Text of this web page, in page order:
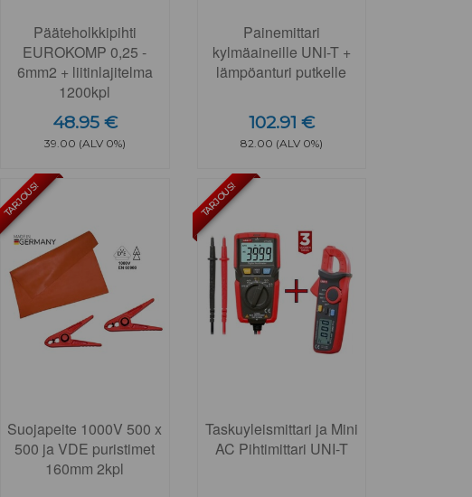
Pääteholkkipihti
EUROKOMP 0,25 -
6mm2 + liitinlajitelma
1200kpl
48.95 €
39.00 (ALV 0%)
Painemittari
kylmäaineille UNI-T +
lämpöanturi putkelle
102.91 €
82.00 (ALV 0%)
TARJOUS!
Suojapeite 1000V 500 x
500 ja VDE puristimet
160mm 2kpl
TARJOUS!
Taskuyleismittari ja Mini
AC Pihtimittari UNI-T